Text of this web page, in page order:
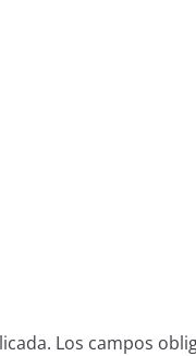
Los campos